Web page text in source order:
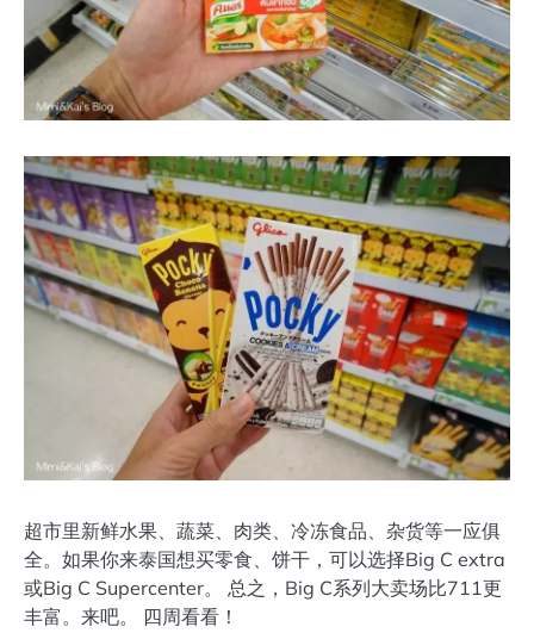
超市里新鲜水果、蔬菜、肉类、冷冻食品、杂货等一应俱
全。如果你来泰国想买零食、饼干，可以选择Big C extra
或Big C Supercenter。 总之，Big C系列大卖场比711更
丰富。来吧。 四周看看！